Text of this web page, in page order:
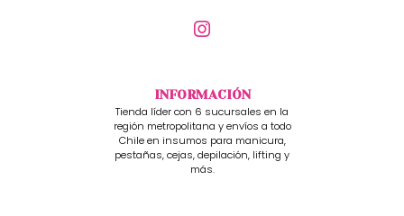
INFORMACIÓN
Tienda líder con 6 sucursales en la
región metropolitana y envíos a todo
Chile en insumos para manicura,
pestañas, cejas, depilación, lifting y
más.